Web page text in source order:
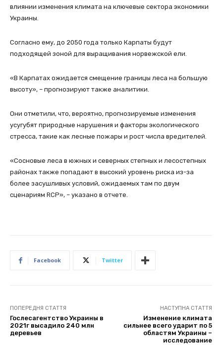
влиянии изменения климата на ключевые сектора экономики
Украины.
Согласно ему, до 2050 года только Карпаты будут
подходящей зоной для выращивания норвежской ели.
«В Карпатах ожидается смещение границы леса на большую
высоту», – прогнозируют также аналитики.
Они отметили, что, вероятно, прогнозируемые изменения
усугубят природные нарушения и факторы экологического
стресса, такие как лесные пожары и рост числа вредителей.
«Сосновые леса в южных и северных степных и лесостепных
районах также попадают в высокий уровень риска из-за
более засушливых условий, ожидаемых там по двум
сценариям RCP», – указано в отчете.
Facebook Twitter
ПОПЕРЕДНЯ СТАТТЯ
Гослесагентство Украины в
2021г высадило 240 млн
деревьев
НАСТУПНА СТАТТЯ
Изменение климата
сильнее всего ударит по 5
областям Украины –
исследование